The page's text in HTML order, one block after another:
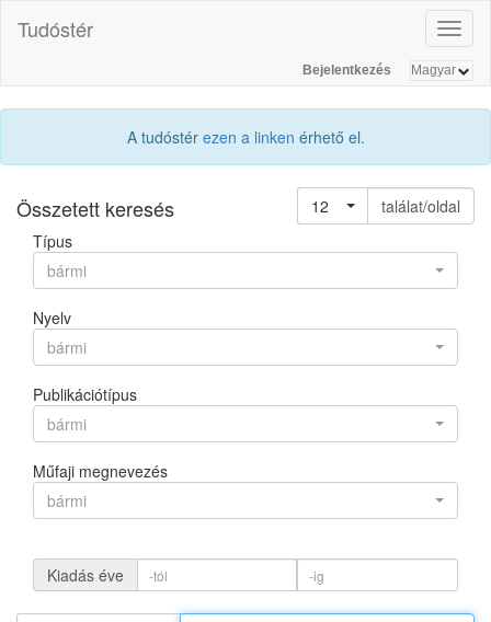
Tudóstér
Bejelentkezés
A tudóstér ezen a linken érhető el.
Összetett keresés 12
találat/oldal
Típus
bármi
Nyelv
bármi
Publikációtípus
bármi
Műfaji megnevezés
bármi
Kiadás éve